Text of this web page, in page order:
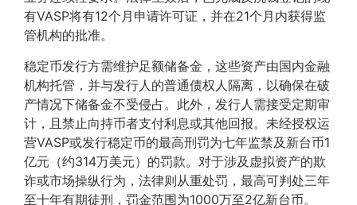
有VASP将有12个月申请许可证，并在21个月内获得监
管机构的批准。
稳定币发行方需维护足额储备金，这些资产由国内金融
机构托管，并与发行人的普通债权人隔离，以确保在破
产情况下储备金不受侵占。此外，发行人需接受定期审
计，且禁止向持币者支付利息或其他回报。未经授权运
营VASP或发行稳定币的最高刑罚为七年监禁及新台币1
亿元（约314万美元）的罚款。对于涉及虚拟资产的欺
诈或市场操纵行为，法律则从重处罚，最高可判处三年
至十年有期徒刑，罚金范围为1000万至2亿新台币。